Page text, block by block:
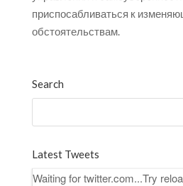
приспосабливаться к
обстоятельствам.
Search
Latest Tweets
Waiting for twitter.com...Try